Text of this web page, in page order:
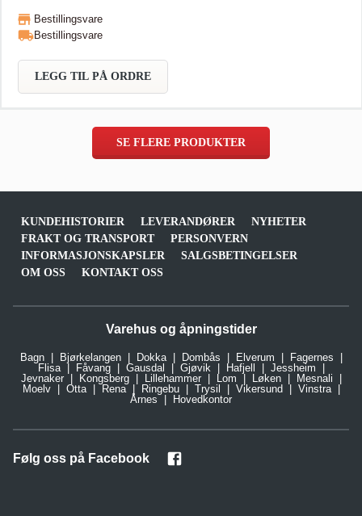
Bestillingsvare
Bestillingsvare
LEGG TIL PÅ ORDRE
SE FLERE PRODUKTER
KUNDEHISTORIER LEVERANDØRER
NYHETER
FRAKT OG TRANSPORT
PERSONVERN
INFORMASJONSKAPSLER
SALGSBETINGELSER
OM OSS
KONTAKT OSS
Varehus og åpningstider
Bagn Bjørkelangen Dokka Dombås Elverum
Fagernes
Flisa
Fåvang Gausdal Gjøvik Hafjell
Jessheim
Jevnaker
Kongsberg Lillehammer Lom Løken
Mesnali
Moelv
Otta Rena Ringebu Trysil Vikersund
Vinstra
Årnes
Hovedkontor
Følg oss på Facebook